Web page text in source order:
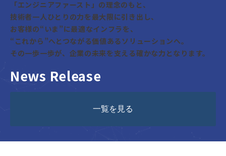
「エンジニアファースト」の理念のもと、
技術者一人ひとりの力を最大限に引き出し、
お客様の“いま”に最適なインフラを、
“これから”へとつながる価値あるソリューションへ。
その一歩一歩が、企業の未来を支える確かな力となります。
News Release
一覧を見る